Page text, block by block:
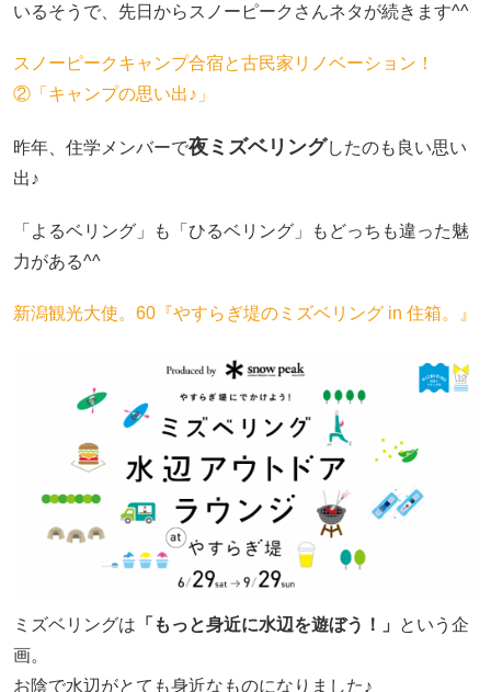
いるそうで、先日からスノーピークさんネタが続きます^^
スノーピークキャンプ合宿と古民家リノベーション！
②「キャンプの思い出♪」
昨年、住学メンバーで夜ミズベリングしたのも良い思い
出♪
「よるベリング」も「ひるベリング」もどっちも違った魅
力がある^^
新潟観光大使。60『やすらぎ堤のミズベリング in 住箱。』
ミズベリングは 「もっと身近に水辺を遊ぼう！」
という企
画。
お陰で水辺がとても身近なものになりました♪